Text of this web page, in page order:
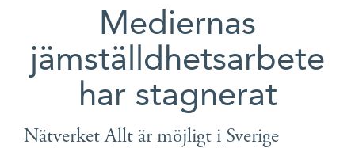
Mediernas
jämställdhetsarbete
har stagnerat
Nätverket Allt är möjligt i Sverige